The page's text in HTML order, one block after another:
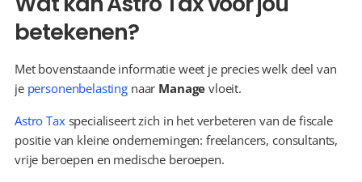
betekenen?
Met bovenstaande informatie weet je precies welk deel van
je personenbelasting naar Manage vloeit.
Astro Tax specialiseert zich in het verbeteren van de fiscale
positie van kleine ondernemingen: freelancers, consultants,
vrije beroepen en medische beroepen.